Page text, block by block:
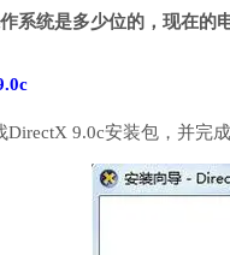
系统是多少位的，现在的
9.0c安装包，并完成